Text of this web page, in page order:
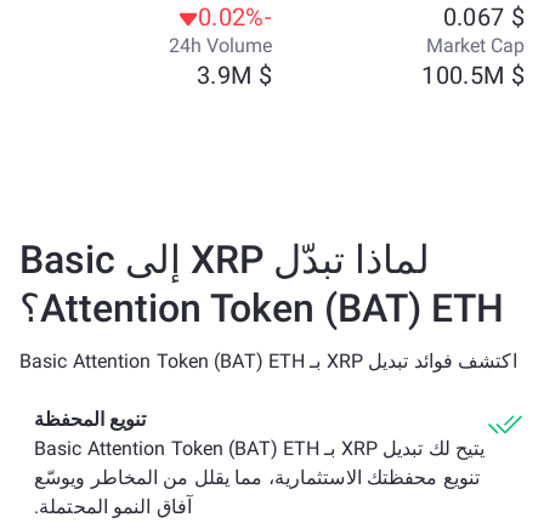
$ 0.067
-0.02%
Market Cap
$ 100.5M
24h Volume
$ 3.9M
لماذا تبدّل XRP إلى Basic
Attention Token (BAT) ETH؟
اكتشف فوائد تبديل XRP بـ Basic Attention Token (BAT) ETH
تنويع المحفظة
يتيح لك تبديل XRP بـ Basic Attention Token (BAT) ETH
تنويع محفظتك الاستثمارية، مما يقلل من المخاطر ويوسّع
آفاق النمو المحتملة.